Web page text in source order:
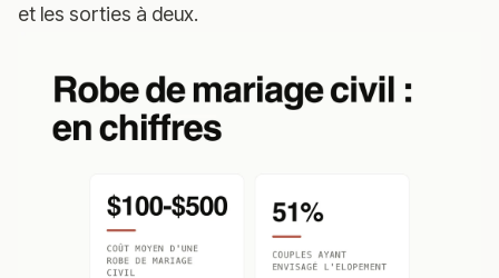
et les sorties à deux.